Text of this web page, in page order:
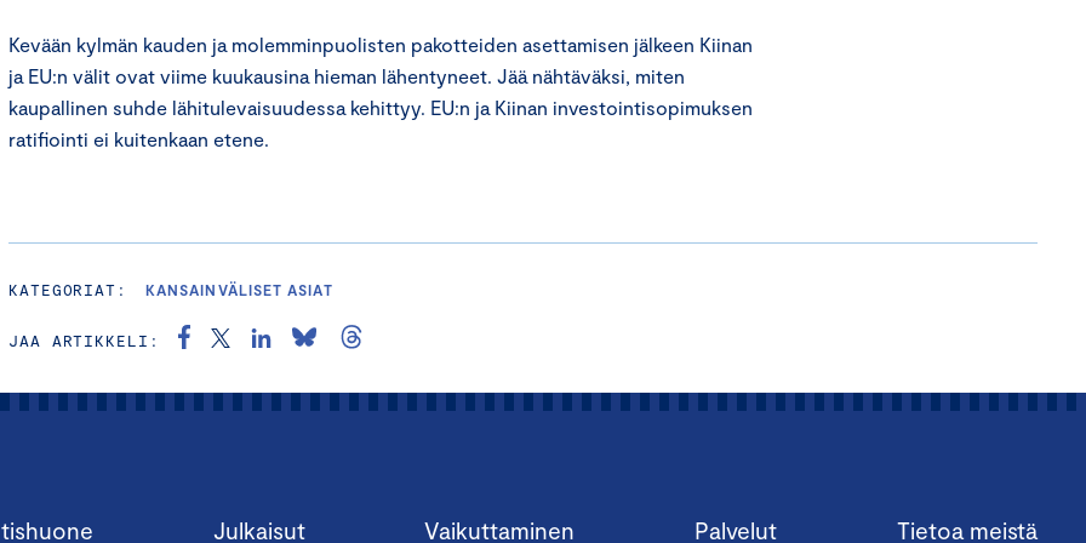
Kevään kylmän kauden ja molemminpuolisten pakotteiden asettamisen jälkeen Kiinan
ja EU:n välit ovat viime kuukausina hieman lähentyneet. Jää nähtäväksi, miten
kaupallinen suhde lähitulevaisuudessa kehittyy. EU:n ja Kiinan investointisopimuksen
ratifiointi ei kuitenkaan etene.
KATEGORIAT: KANSAINVÄLISET ASIAT
JAA ARTIKKELI:
Julkaisut Vaikuttaminen Palvelut Tietoa meistä